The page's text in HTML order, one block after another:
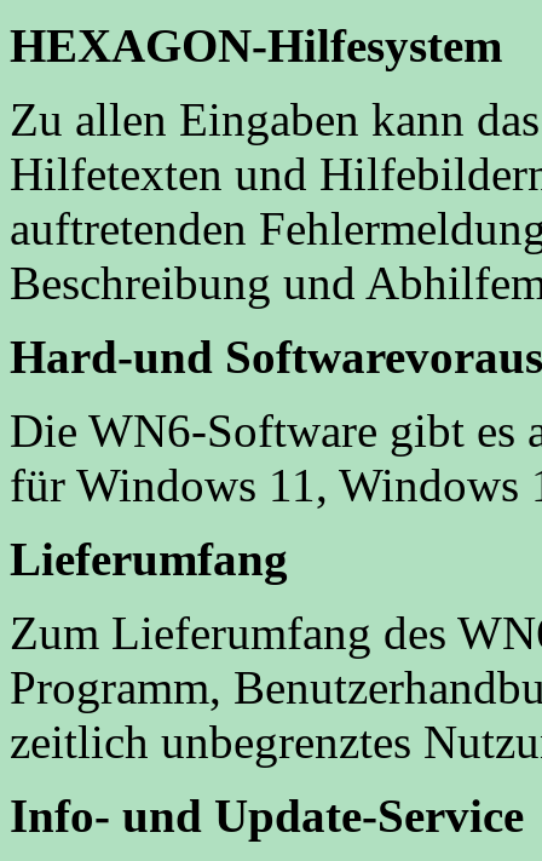
HEXAGON-Hilfesystem
Zu allen Eingaben kann
Hilfetexten und
auftretenden
Beschreibung und
Hard-und
Die WN6-Software gibt
für Windows 11, Windows
Lieferumfang
Zum Lieferumfang des
Programm,
zeitlich unbegrenztes
Info- und Update-Service